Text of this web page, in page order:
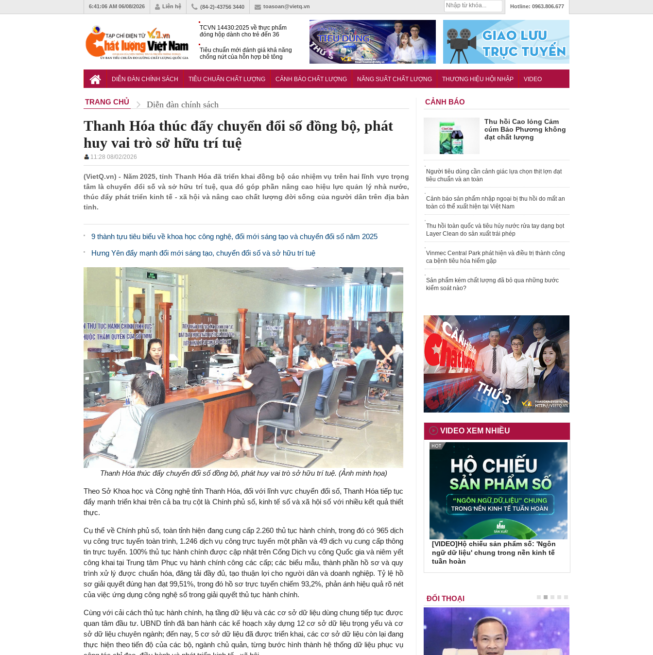
6:41:07 AM 06/08/2026 Liên hệ (84-2)-43756 3440 toasoan@vietq.vn Hotline: 0963.806.677
TCVN 14430:2025 về thực phẩm
đóng hộp dành cho trẻ đến 36
Tiêu chuẩn mới đánh giá khả năng
chống nứt của hỗn hợp bê tông
với khả năng tăng tốc cực ‘bốc’, đổi
DIỄN ĐÀN CHÍNH SÁCH TIÊU CHUẨN CHẤT LƯỢNG CẢNH BÁO CHẤT LƯỢNG NĂNG SUẤT CHẤT LƯỢNG THƯƠNG HIỆU HỘI NHẬP VIDEO
TRANG CHỦ Diễn đàn chính sách
Thanh Hóa thúc đẩy chuyển đổi số đồng bộ, phát
huy vai trò sở hữu trí tuệ
11:28 08/02/2026
(VietQ.vn) - Năm 2025, tỉnh Thanh Hóa đã triển khai đồng bộ các nhiệm vụ trên hai lĩnh vực trọng
tâm là chuyển đổi số và sở hữu trí tuệ, qua đó góp phần nâng cao hiệu lực quản lý nhà nước,
thúc đẩy phát triển kinh tế - xã hội và nâng cao chất lượng đời sống của người dân trên địa bàn
tỉnh.
9 thành tựu tiêu biểu về khoa học công nghệ, đổi mới sáng tạo và chuyển đổi số năm 2025
Hưng Yên đẩy mạnh đổi mới sáng tạo, chuyển đổi số và sở hữu trí tuệ
Thanh Hóa thúc đẩy chuyển đổi số đồng bộ, phát huy vai trò sở hữu trí tuệ. (Ảnh minh họa)
Theo Sở Khoa học và Công nghệ tỉnh Thanh Hóa, đối với lĩnh vực chuyển đổi số, Thanh Hóa tiếp tục
đẩy mạnh triển khai trên cả ba trụ cột là Chính phủ số, kinh tế số và xã hội số với nhiều kết quả thiết
thực.
Cụ thể về Chính phủ số, toàn tỉnh hiện đang cung cấp 2.260 thủ tục hành chính, trong đó có 965 dịch
vụ công trực tuyến toàn trình, 1.246 dịch vụ công trực tuyến một phần và 49 dịch vụ cung cấp thông
tin trực tuyến. 100% thủ tục hành chính được cập nhật trên Cổng Dịch vụ công Quốc gia và niêm yết
công khai tại Trung tâm Phục vụ hành chính công các cấp; các biểu mẫu, thành phần hồ sơ và quy
trình xử lý được chuẩn hóa, đăng tải đầy đủ, tạo thuận lợi cho người dân và doanh nghiệp. Tỷ lệ hồ
sơ giải quyết đúng hạn đạt 99,51%, trong đó hồ sơ trực tuyến chiếm 93,2%, phản ánh hiệu quả rõ nét
của việc ứng dụng công nghệ số trong giải quyết thủ tục hành chính.
Cùng với cải cách thủ tục hành chính, hạ tầng dữ liệu và các cơ sở dữ liệu dùng chung tiếp tục được
quan tâm đầu tư. UBND tỉnh đã ban hành các kế hoạch xây dựng 12 cơ sở dữ liệu trọng yếu và cơ
sở dữ liệu chuyên ngành; đến nay, 5 cơ sở dữ liệu đã được triển khai, các cơ sở dữ liệu còn lại đang
thực hiện theo tiến độ của các bộ, ngành chủ quản, từng bước hình thành hệ thống dữ liệu phục vụ
CẢNH BÁO
Thu hồi Cao lỏng Cảm
cúm Bảo Phương không
đạt chất lượng
Người tiêu dùng cần cảnh giác lựa chọn thịt lợn đạt
tiêu chuẩn và an toàn
Cảnh báo sản phẩm nhập ngoại bị thu hồi do mất an
toàn có thể xuất hiện tại Việt Nam
Thu hồi toàn quốc và tiêu hủy nước rửa tay dạng bọt
Layer Clean do sản xuất trái phép
Vinmec Central Park phát hiện và điều trị thành công
ca bệnh tiêu hóa hiếm gặp
Sản phẩm kém chất lượng đã bỏ qua những bước
kiểm soát nào?
VIDEO XEM NHIỀU
[VIDEO]Hộ chiếu sản phẩm số: 'Ngôn
ngữ dữ liệu' chung trong nền kinh tế
tuần hoàn
ĐỐI THOẠI